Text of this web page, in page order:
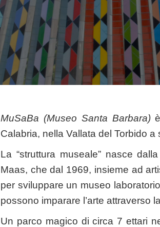
MuSaBa (Museo Santa Barbara)è
Calabria, nella Vallata del Torbido
La “struttura museale” nasce
Maas, che dal 1969, insieme ad
per sviluppare un museo
possono imparare l’arte attraverso
Un parco magico di circa 7 ettari